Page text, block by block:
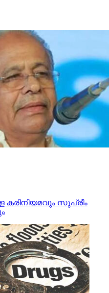
കരിനിയമവും സുപ്രീം